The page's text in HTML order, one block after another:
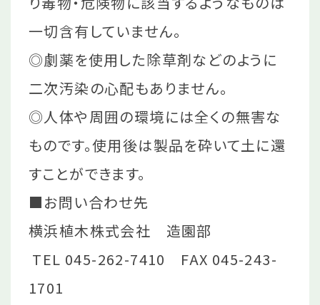
一切含有していません。
◎劇薬を使用した除草剤などのように
二次汚染の心配もありません。
◎人体や周囲の環境には全くの無害な
ものです。使用後は製品を砕いて土に還
すことができます。
■お問い合わせ先
横浜植木株式会社 造園部
TEL 045-262-7410 FAX 045-243-
1701